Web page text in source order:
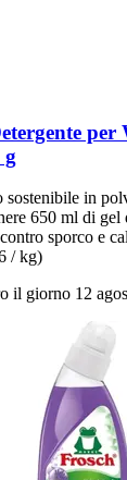
g
sostenibile in
650 ml di gel
sporco e
/ kg)
il giorno 12